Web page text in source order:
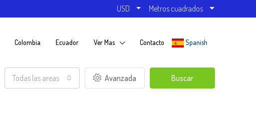
USD Metros cuadrados
Colombia Ecuador Ver Mas Contacto Spanish
Todas las areas Avanzada Buscar